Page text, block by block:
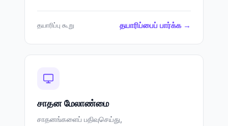
தயாரிப்பு கூறு தயாரிப்பைப் பார்க்க →
சாதன மேலாண்மை
சாதனங்களைப் பதிவுசெய்து,